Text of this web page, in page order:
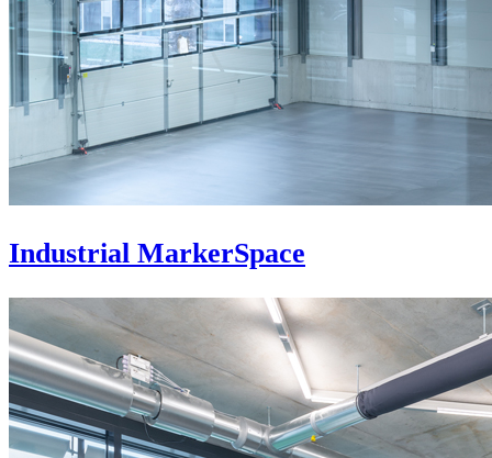
Industrial MarkerSpace